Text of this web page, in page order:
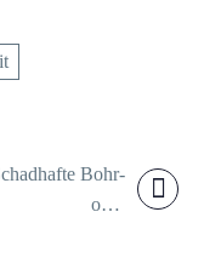
Bohr-
oder